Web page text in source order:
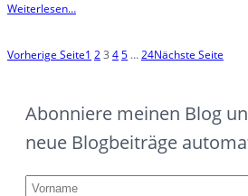
Weiterlesen…
Vorherige Seite1 23 45 …24Nächste Seite
Abonniere meinen Blog
neue Blogbeiträge